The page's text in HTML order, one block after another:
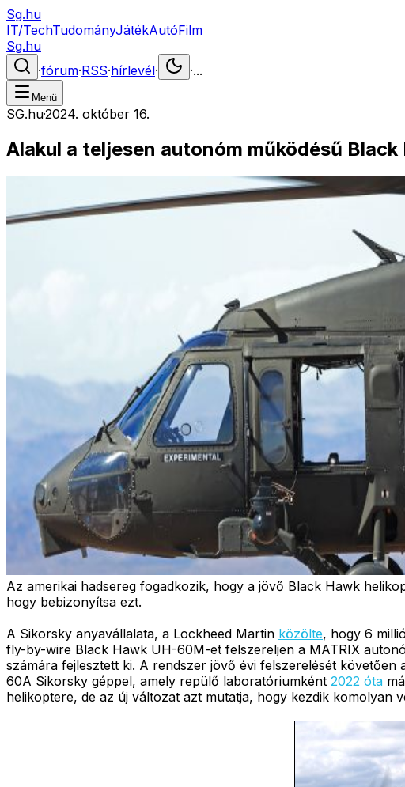
Sg.hu
IT/TechTudományJátékAutóFilm
Sg.hu
·fórum·RSS·hírlevél· ·...
Menü
SG.hu·2024. október 16.
Alakul a teljesen autonóm működésű
Az amerikai hadsereg fogadkozik, hogy a jövő Black Hawk
hogy bebizonyítsa ezt.
A Sikorsky anyavállalata, a Lockheed Martin közölte, hogy 6
fly-by-wire Black Hawk UH-60M-et felszereljen a MATRIX
számára fejlesztett ki. A rendszer jövő évi felszerelését követően
60A Sikorsky géppel, amely repülő laboratóriumként 2022 óta
helikoptere, de az új változat azt mutatja, hogy kezdik komolyan